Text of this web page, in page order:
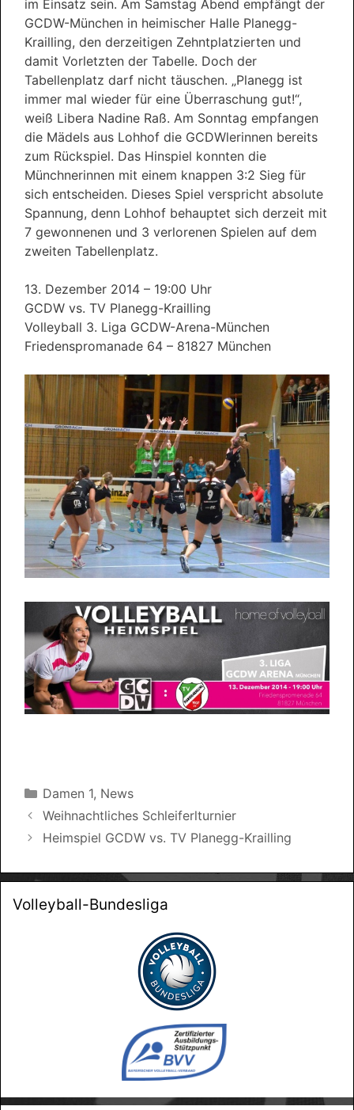
im Einsatz sein. Am Samstag Abend empfängt der
GCDW-München in heimischer Halle Planegg-
Krailling, den derzeitigen Zehntplatzierten und
damit Vorletzten der Tabelle. Doch der
Tabellenplatz darf nicht täuschen. „Planegg ist
immer mal wieder für eine Überraschung gut!“,
weiß Libera Nadine Raß. Am Sonntag empfangen
die Mädels aus Lohhof die GCDWlerinnen bereits
zum Rückspiel. Das Hinspiel konnten die
Münchnerinnen mit einem knappen 3:2 Sieg für
sich entscheiden. Dieses Spiel verspricht absolute
Spannung, denn Lohhof behauptet sich derzeit mit
7 gewonnenen und 3 verlorenen Spielen auf dem
zweiten Tabellenplatz.
13. Dezember 2014 – 19:00 Uhr
GCDW vs. TV Planegg-Krailling
Volleyball 3. Liga GCDW-Arena-München
Friedenspromanade 64 – 81827 München
Kategorien
Damen 1, News
Weihnachtliches Schleiferlturnier
Heimspiel GCDW vs. TV Planegg-Krailling
Volleyball-Bundesliga